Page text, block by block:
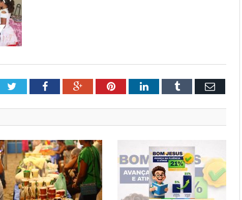
TwitterFacebookGoogle+PinterestLinkedInTumblr Email